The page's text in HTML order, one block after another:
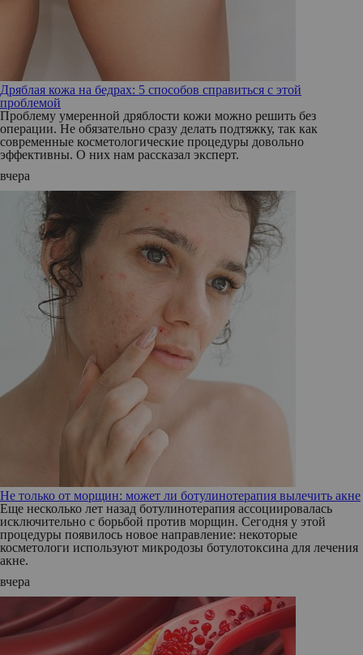
Дряблая кожа на бедрах: 5 способов справиться с этой
проблемой
Проблему умеренной дряблости кожи можно решить без
операции. Не обязательно сразу делать подтяжку, так как
современные косметологические процедуры довольно
эффективны. О них нам рассказал эксперт.
вчера
Не только от морщин: может ли ботулинотерапия вылечить акне
Еще несколько лет назад ботулинотерапия ассоциировалась
исключительно с борьбой против морщин. Сегодня у этой
процедуры появилось новое направление: некоторые
косметологи используют микродозы ботулотоксина для лечения
акне.
вчера